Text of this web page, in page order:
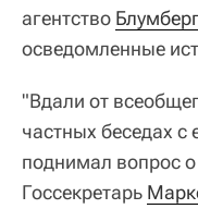
агентство
осведомленные
"Вдали от
частных беседах
поднимал вопрос
Госсекретарь